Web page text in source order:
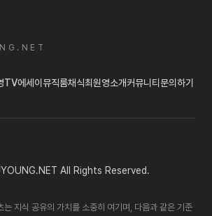
TV에세이 뮤직룸채식최원영소개커뮤니티 문의하기
All Rights Reserved.
는 지식 공유의 가치를 소중히 여기며, 다음과 같은 기준